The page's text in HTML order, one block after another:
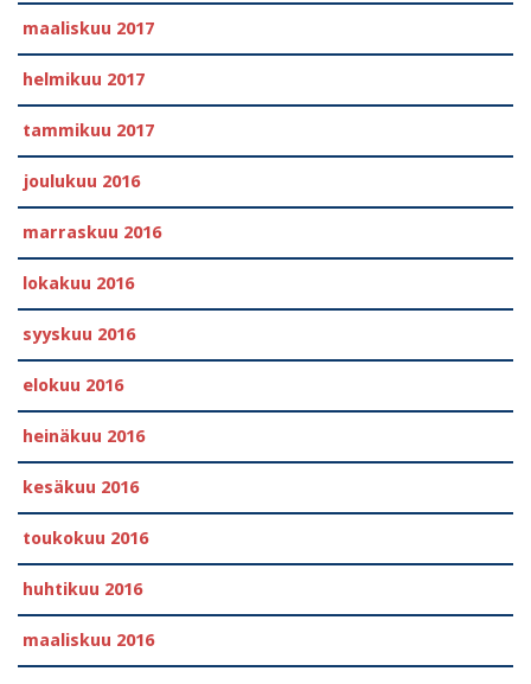
maaliskuu 2017
helmikuu 2017
tammikuu 2017
joulukuu 2016
marraskuu 2016
lokakuu 2016
syyskuu 2016
elokuu 2016
heinäkuu 2016
kesäkuu 2016
toukokuu 2016
huhtikuu 2016
maaliskuu 2016